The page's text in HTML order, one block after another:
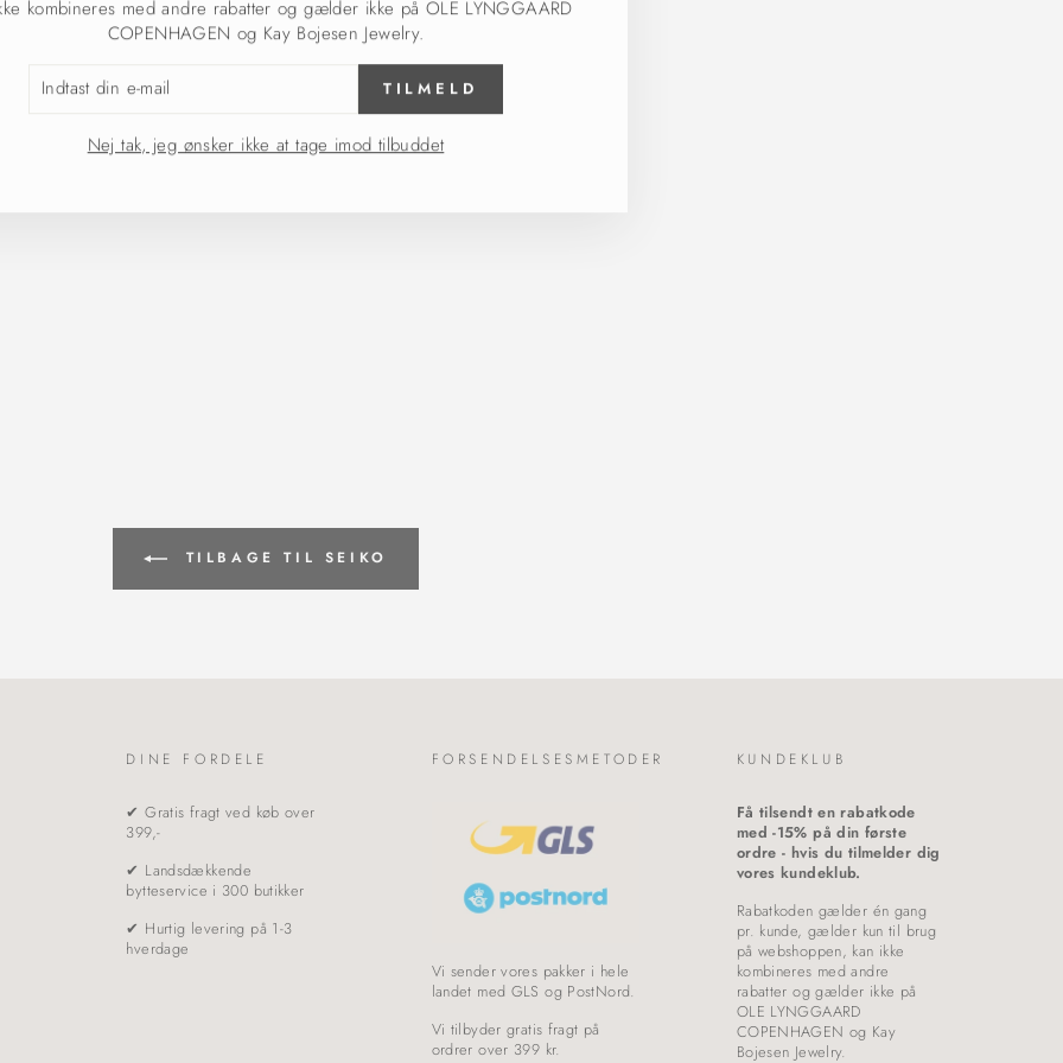
TILBAGE TIL SEIKO
DINE FORDELE
✔ Gratis fragt ved køb over
399,-
✔ Landsdækkende
bytteservice i 300 butikker
✔ Hurtig levering på 1-3
hverdage
FORSENDELSESMETODER
Vi sender vores pakker i hele
landet med GLS og PostNord.
Vi tilbyder gratis fragt på
ordrer over 399 kr.
KUNDEKLUB
Få tilsendt en rabatkode
med -15% på din første
ordre - hvis du tilmelder dig
vores kundeklub.
Rabatkoden gælder én gang
pr. kunde, gælder kun til brug
på webshoppen, kan ikke
kombineres med andre
rabatter og gælder ikke på
OLE LYNGGAARD
COPENHAGEN og Kay
Bojesen Jewelry.
COPENHAGEN og Kay Bojesen Jewelry.
TILMELD
Nej tak, jeg ønsker ikke at tage imod tilbuddet